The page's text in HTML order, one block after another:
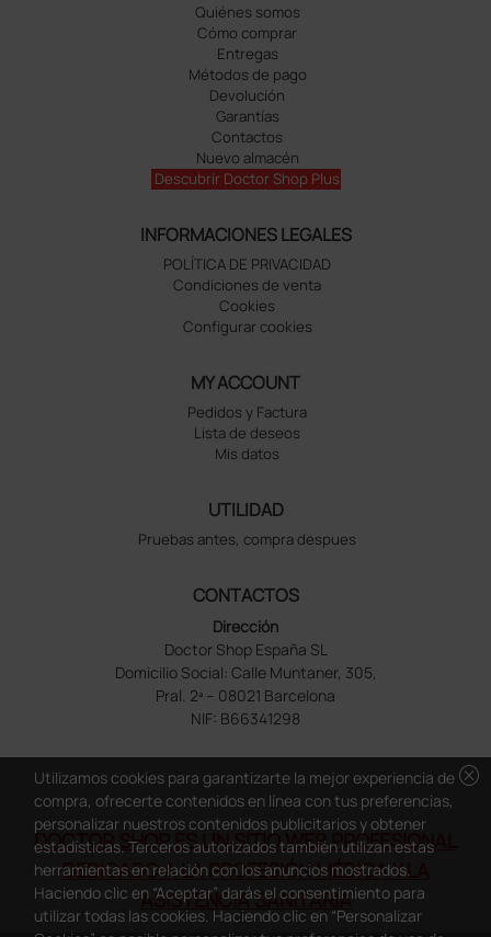
Quiénes somos
Cómo comprar
Entregas
Métodos de pago
Devolución
Garantías
Contactos
Nuevo almacén
Descubrir Doctor Shop Plus
INFORMACIONES LEGALES
POLÍTICA DE PRIVACIDAD
Condiciones de venta
Cookies
Configurar cookies
MY ACCOUNT
Pedidos y Factura
Lista de deseos
Mis datos
UTILIDAD
Pruebas antes, compra despues
CONTACTOS
Dirección
Doctor Shop España SL
Domicilio Social: Calle Muntaner, 305,
Pral. 2ª – 08021 Barcelona
NIF: B66341298
DOCTOR SHOP ES UN SITIO WEB PROFESIONAL
DEDICADO A LA PROFESIÓN MÉDICA Y LA
ASISTENCIA SANITARIA
cancel
Utilizamos cookies para garantizarte la mejor experiencia de
compra, ofrecerte contenidos en línea con tus preferencias,
personalizar nuestros contenidos publicitarios y obtener
estadísticas. Terceros autorizados también utilizan estas
herramientas en relación con los anuncios mostrados.
Haciendo clic en “Aceptar” darás el consentimiento para
utilizar todas las cookies. Haciendo clic en “Personalizar